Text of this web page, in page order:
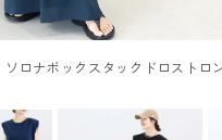
ソロナボックスタックドロストロ